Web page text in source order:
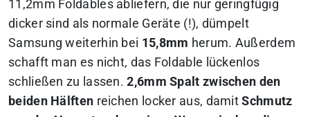
11,2mm Foldables abliefern, die nur geringfügig
dicker sind als normale Geräte (!), dümpelt
Samsung weiterhin bei 15,8mm herum. Außerdem
schafft man es nicht, das Foldable lückenlos
schließen zu lassen. 2,6mm Spalt zwischen den
beiden Hälften reichen locker aus, damitSchmutz